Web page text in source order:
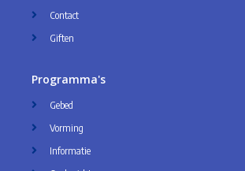
Contact
Giften
Programma's
Gebed
Vorming
Informatie